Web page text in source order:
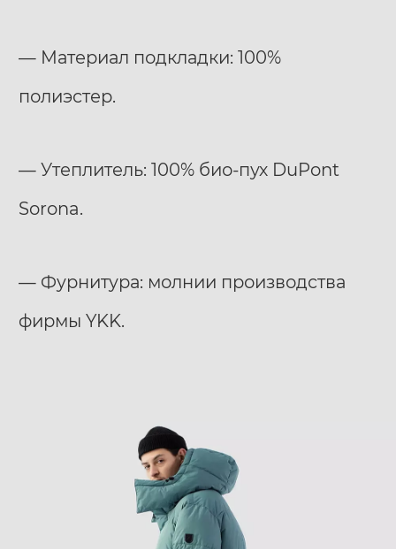
— Материал подкладки: 100%
полиэстер.
— Утеплитель: 100% био-пух DuPont
Sorona.
— Фурнитура: молнии производства
фирмы YKK.